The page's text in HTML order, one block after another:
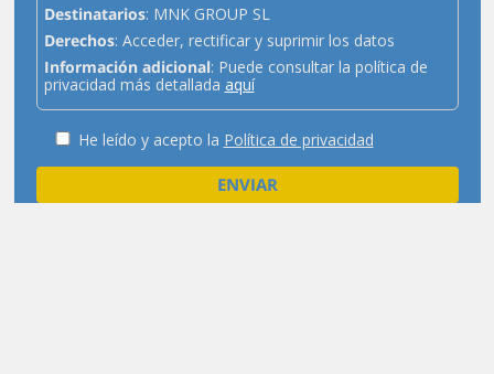
Destinatarios: MNK GROUP SL
Derechos: Acceder, rectificar y suprimir los datos
Información adicional: Puede consultar la política de
privacidad más detallada aquí
He leído y acepto la Política de privacidad